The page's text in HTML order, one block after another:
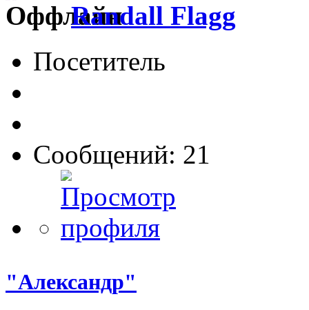
Randall Flagg
Посетитель
Сообщений: 21
"Александр"